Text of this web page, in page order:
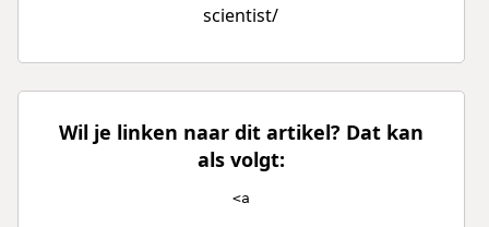
scientist/
Wil je linken naar dit artikel? Dat kan
als volgt:
<a